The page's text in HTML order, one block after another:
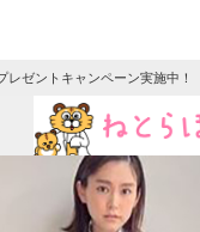
レゼントキャンペーン実施中！
ニュース